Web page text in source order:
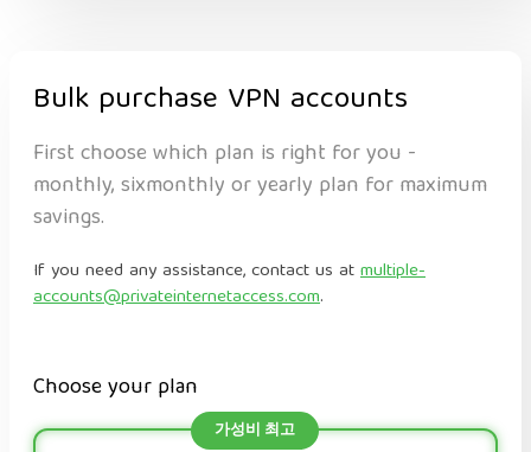
Bulk purchase VPN accounts
First choose which plan is right for you -
monthly, sixmonthly or yearly plan for maximum
savings.
If you need any assistance, contact us atmultiple-
accounts@privateinternetaccess.com.
Choose your plan